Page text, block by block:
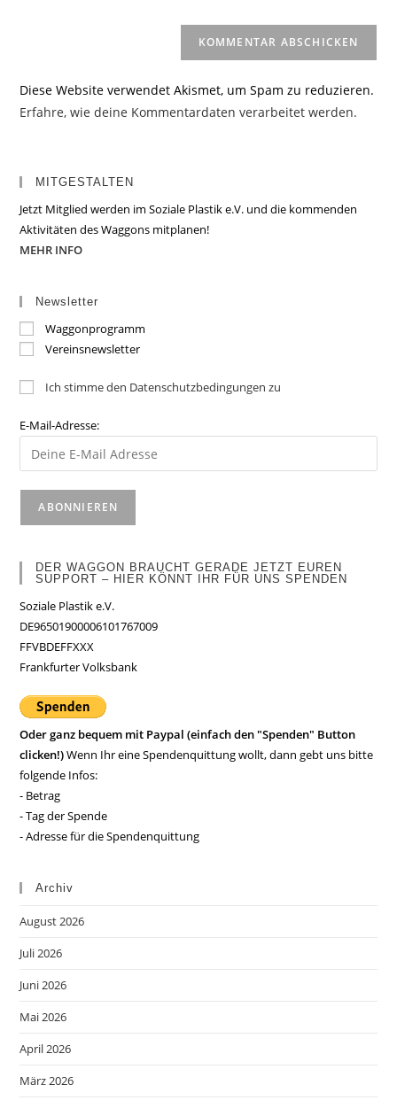
Diese Website verwendet Akismet, um Spam zu reduzieren.
Erfahre, wie deine Kommentardaten verarbeitet werden.
MITGESTALTEN
Jetzt Mitglied werden im Soziale Plastik e.V. und die kommenden
Aktivitäten des Waggons mitplanen!
MEHR INFO
Newsletter
Waggonprogramm
Vereinsnewsletter
Ich stimme den Datenschutzbedingungen zu
E-Mail-Adresse:
DER WAGGON BRAUCHT GERADE JETZT EUREN
SUPPORT – HIER KÖNNT IHR FÜR UNS SPENDEN
Soziale Plastik e.V.
DE96501900006101767009
FFVBDEFFXXX
Frankfurter Volksbank
Oder ganz bequem mit Paypal (einfach den "Spenden" Button
clicken!)Wenn Ihr eine Spendenquittung wollt, dann gebt uns bitte
folgende Infos:
- Betrag
- Tag der Spende
- Adresse für die Spendenquittung
Archiv
August 2026
Juli 2026
Juni 2026
Mai 2026
April 2026
März 2026